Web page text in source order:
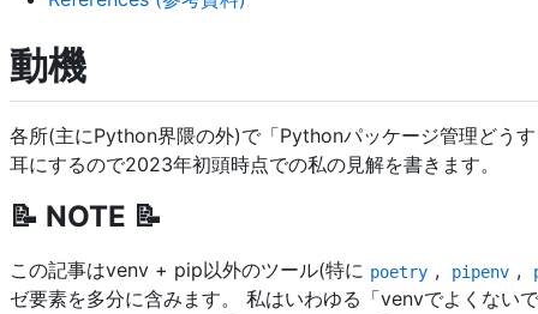
動機
各所(主にPython界隈の外)で「Pythonパッケージ管理どう
耳にするので2023年初頭時点での私の見解を書きます。
📝 NOTE 📝
この記事はvenv + pip以外のツール(特に poetry , pipenv ,
ゼ要素を多分に含みます。 私はいわゆる「venvでよくない